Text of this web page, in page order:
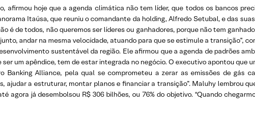
afirmou hoje que a agenda climática não tem líder, que todos os bancos
Itaúsa, que reuniu o comandante da holding, Alfredo Setubal, e das
é de todos, não queremos ser líderes ou ganhadores, porque não tem
andar na mesma velocidade, atuando para que se estimule a transição”,
sustentável da região. Ele afirmou que a agenda de padrões
ser um apêndice, tem de estar integrada no negócio. O executivo apontou que
Banking Alliance, pela qual se comprometeu a zerar as emissões de gás
ajudar a estruturar, montar planos e financiar a transição”. Maluhy lembrou
agora já desembolsou R$ 306 bilhões, ou 76% do objetivo. “Quando